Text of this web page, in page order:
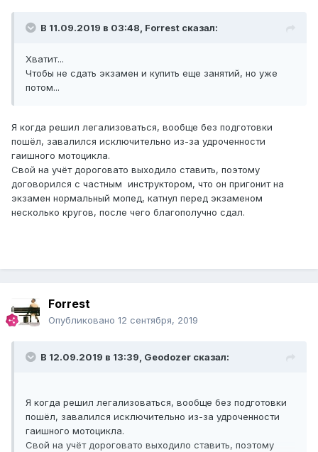
В 11.09.2019 в 03:48, Forrest сказал:
Хватит...
Чтобы не сдать экзамен и купить еще занятий, но уже
потом...
Я когда решил легализоваться, вообще без подготовки
пошёл, завалился исключительно из-за удроченности
гаишного мотоцикла.
Свой на учёт дороговато выходило ставить, поэтому
договорился с частным инструктором, что он пригонит на
экзамен нормальный мопед, катнул перед экзаменом
несколько кругов, после чего благополучно сдал.
Forrest
Опубликовано 12 сентября, 2019
В 12.09.2019 в 13:39, Geodozer сказал:
Я когда решил легализоваться, вообще без подготовки
пошёл, завалился исключительно из-за удроченности
гаишного мотоцикла.
Свой на учёт дороговато выходило ставить, поэтому